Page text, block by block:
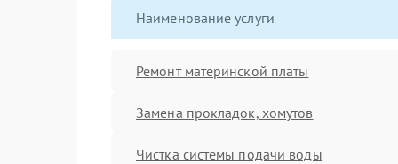
Наименование услуги
Ремонт материнской платы
Замена прокладок, хомутов
Чистка системы подачи воды